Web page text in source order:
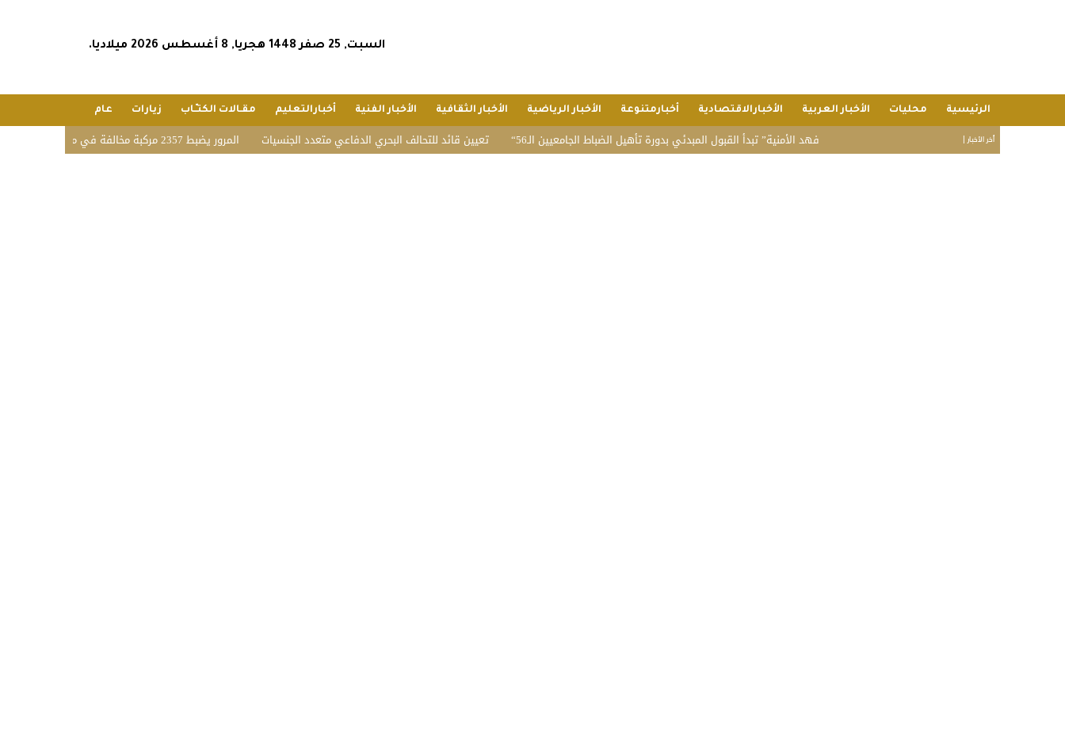
السبت, 25 صفر 1448 هجريا, 8 أغسطس 2026 ميلاديا.
الرئيسية محليات الأخبار العربية الأخبارالاقتصادية أخبارمتنوعة الأخبار الرياضية الأخبار الثقافية الأخبار الفنية أخبارالتعليم مقـالات الكتـّـاب زيارات عام
أخر الأخبار | المرور يضبط 2357 مركبة مخالفة في مواقف الأشخاص ذوي الإعاقة بمختلف مناطق المملكة تعيين قائد للتحالف البحري الدفاعي متعدد الجنسيات “فهد الأمنية” تبدأ القبول المبدئي بدورة تأهيل الضباط الجامعيين الـ56